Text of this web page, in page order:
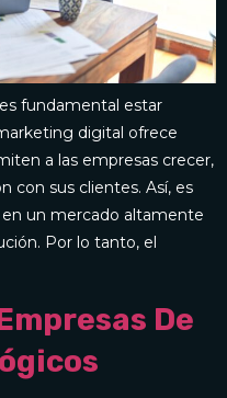
fundamental estar
digital ofrece
a las empresas crecer,
con sus clientes. Así, es
un mercado altamente
Por lo tanto, el
De